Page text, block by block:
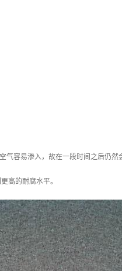
气容易渗入，故在一段时间之后仍
高的耐腐水平。